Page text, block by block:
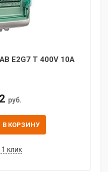
E2G7 T 400V 10A
руб.
В КОРЗИНУ
клик